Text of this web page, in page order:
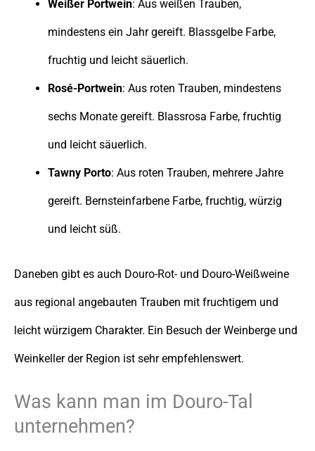
Weißer Portwein: Aus weißen Trauben,
mindestens ein Jahr gereift. Blassgelbe Farbe,
fruchtig und leicht säuerlich.
Rosé-Portwein: Aus roten Trauben, mindestens
sechs Monate gereift. Blassrosa Farbe, fruchtig
und leicht säuerlich.
Tawny Porto: Aus roten Trauben, mehrere Jahre
gereift. Bernsteinfarbene Farbe, fruchtig, würzig
und leicht süß.
Daneben gibt es auch Douro-Rot- und Douro-Weißweine
aus regional angebauten Trauben mit fruchtigem und
leicht würzigem Charakter. Ein Besuch der Weinberge und
Weinkeller der Region ist sehr empfehlenswert.
Was kann man im Douro-Tal
unternehmen?